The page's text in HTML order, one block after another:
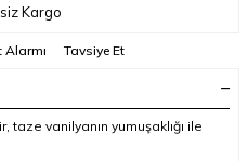
Kargo
Alarmı Tavsiye Et
taze vanilyanın yumuşaklığı ile